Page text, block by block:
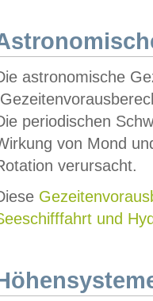
astronomische
periodischen
von Mond
verursacht.
und